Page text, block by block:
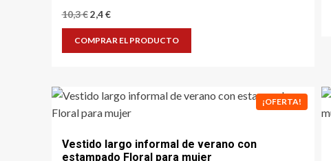
10,3€ El
original
2,4€El
actual
COMPRAR EL PRODUCTO
¡OFERTA!
Vestido largo informal de verano con
estampado Floral para mujer